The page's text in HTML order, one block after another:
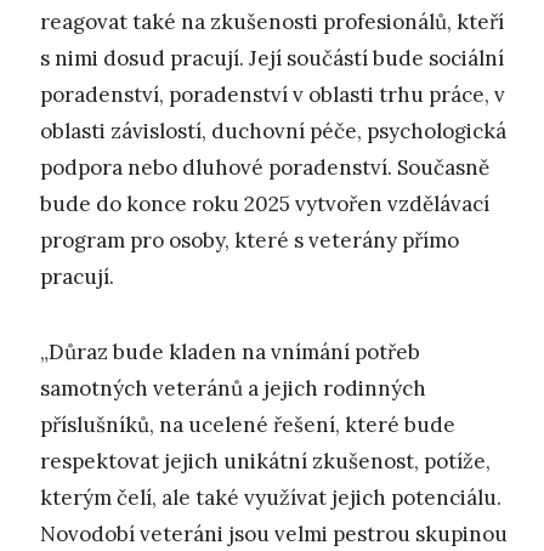
reagovat také na zkušenosti profesionálů, kteří
s nimi dosud pracují. Její součástí bude sociální
poradenství, poradenství v oblasti trhu práce, v
oblasti závislostí, duchovní péče, psychologická
podpora nebo dluhové poradenství. Současně
bude do konce roku 2025 vytvořen vzdělávací
program pro osoby, které s veterány přímo
pracují.
„Důraz bude kladen na vnímání potřeb
samotných veteránů a jejich rodinných
příslušníků, na ucelené řešení, které bude
respektovat jejich unikátní zkušenost, potíže,
kterým čelí, ale také využívat jejich potenciálu.
Novodobí veteráni jsou velmi pestrou skupinou